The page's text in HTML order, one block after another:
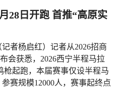
28日开跑 首推“高原实
者杨启红）记者从2026招商
会获悉，2026西宁半程马拉
枪起跑，本届赛事仅设半程马
赛规模12000人，赛事起终点